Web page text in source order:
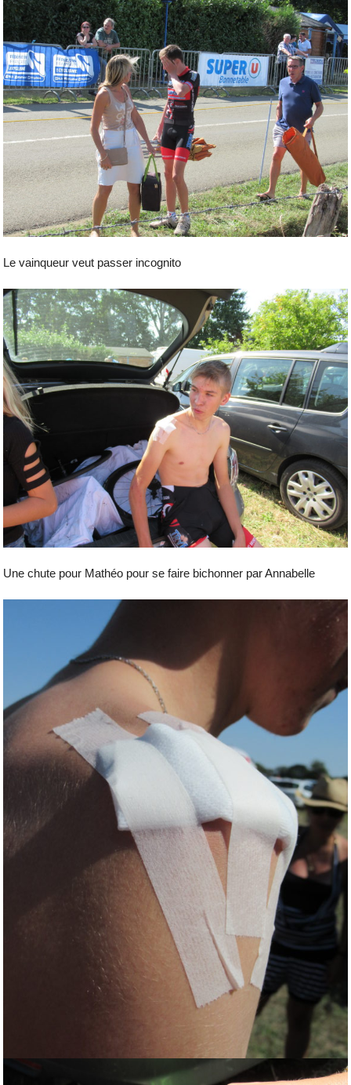
Le vainqueur veut passer incognito
Une chute pour Mathéo pour se faire bichonner par Annabelle